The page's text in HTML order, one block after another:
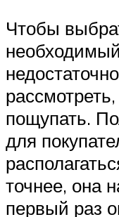
Чтобы
пощупать.
для
точнее, она
первый раз